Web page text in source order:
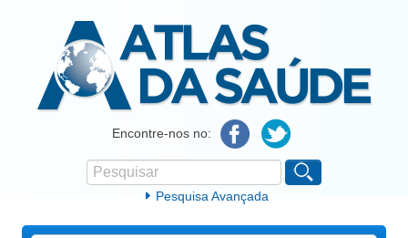
Atlas da SaúdeEncontre-nos no:
Formulário de procura
Pesquisar
Pesquisa Avançada